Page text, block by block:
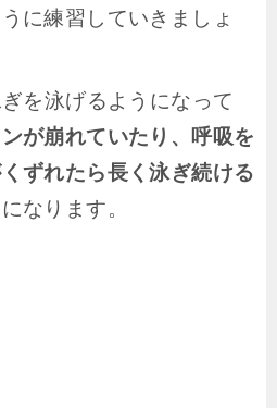
に練習していきましょ
を泳げるようになって
が崩れていたり、呼吸を
ずれたら長く泳ぎ続ける
なります。